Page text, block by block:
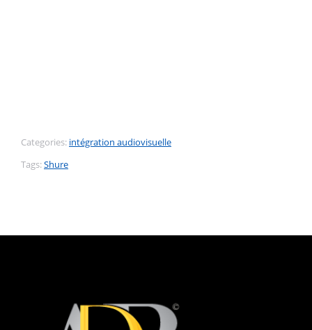
Categories: intégration audiovisuelle
Tags:Shure